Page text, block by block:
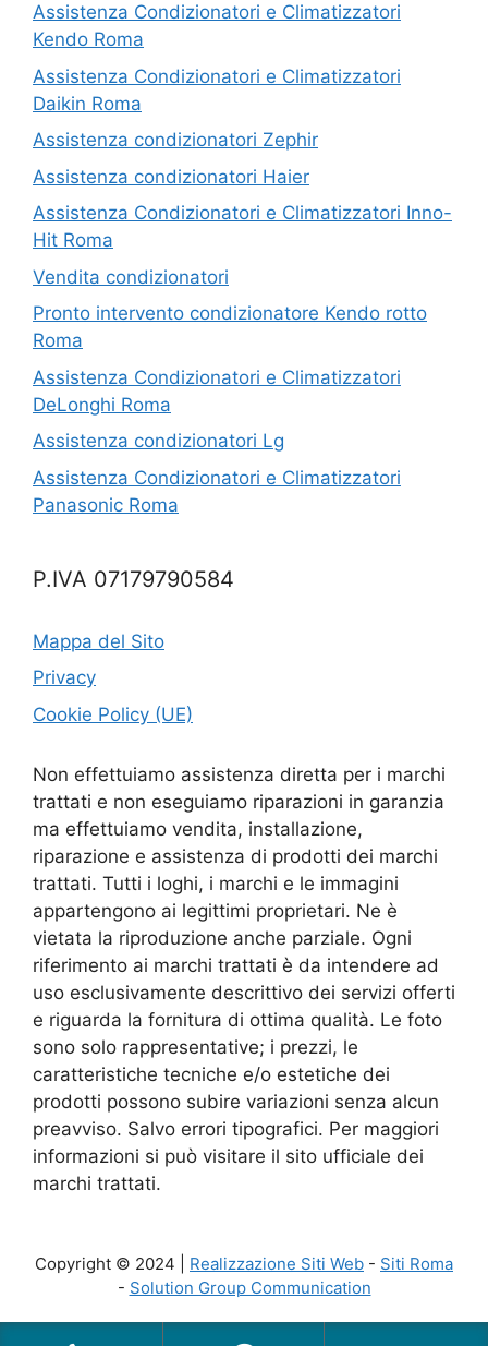
Assistenza Condizionatori e Climatizzatori
Kendo Roma
Assistenza Condizionatori e Climatizzatori
Daikin Roma
Assistenza condizionatori Zephir
Assistenza condizionatori Haier
Assistenza Condizionatori e Climatizzatori Inno-
Hit Roma
Vendita condizionatori
Pronto intervento condizionatore Kendo rotto
Roma
Assistenza Condizionatori e Climatizzatori
DeLonghi Roma
Assistenza condizionatori Lg
Assistenza Condizionatori e Climatizzatori
Panasonic Roma
P.IVA 07179790584
Mappa del Sito
Privacy
Cookie Policy (UE)
Non effettuiamo assistenza diretta per i marchi
trattati e non eseguiamo riparazioni in garanzia
ma effettuiamo vendita, installazione,
riparazione e assistenza di prodotti dei marchi
trattati. Tutti i loghi, i marchi e le immagini
appartengono ai legittimi proprietari. Ne è
vietata la riproduzione anche parziale. Ogni
riferimento ai marchi trattati è da intendere ad
uso esclusivamente descrittivo dei servizi offerti
e riguarda la fornitura di ottima qualità. Le foto
sono solo rappresentative; i prezzi, le
caratteristiche tecniche e/o estetiche dei
prodotti possono subire variazioni senza alcun
preavviso. Salvo errori tipografici. Per maggiori
informazioni si può visitare il sito ufficiale dei
marchi trattati.
Copyright © 2024 | Realizzazione Siti Web - Siti Roma
- Solution Group Communication